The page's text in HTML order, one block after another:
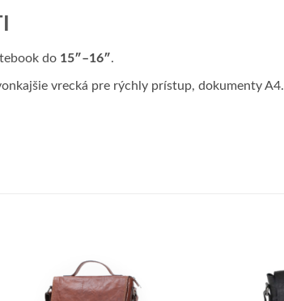
do 15″–16″.
vrecká pre rýchly prístup, dokumenty A4.